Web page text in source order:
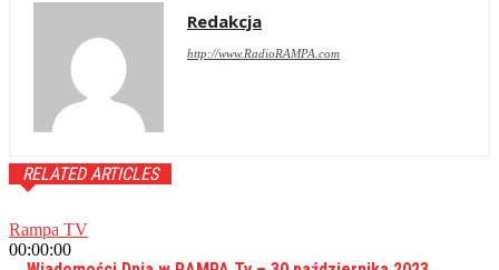
Redakcja
http://www.RadioRAMPA.com
RELATED ARTICLES
Rampa TV
00:00:00